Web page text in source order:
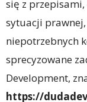
się z
sytuacji
niepotrzebnych
sprecyzowane
Development,
https://